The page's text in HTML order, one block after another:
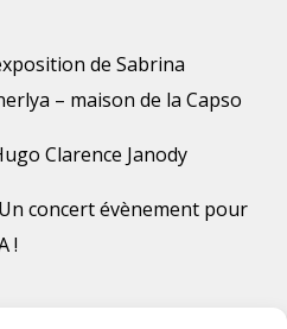
de Sabrina
– maison de la Capso
Clarence Janody
concert évènement pour
!